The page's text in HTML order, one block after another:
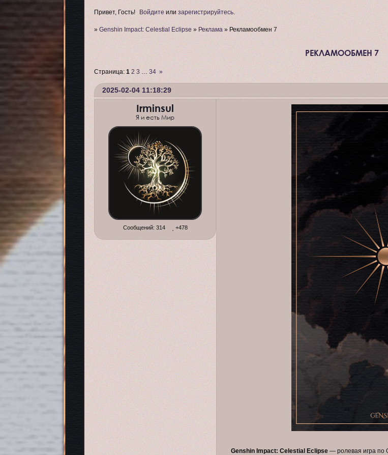
Привет, Гость! Войдите или зарегистрируйтесь.
» Genshin Impact: Celestial Eclipse » Реклама » Рекламообмен 7
РЕКЛАМООБМЕН 7
Страница: 1 2 3 … 34 »
2025-02-04 11:18:29
Irminsul
Я и есть Мир
Сообщений: 314 +478
Genshin Impact: Celestial Eclipse — ролевая игра по